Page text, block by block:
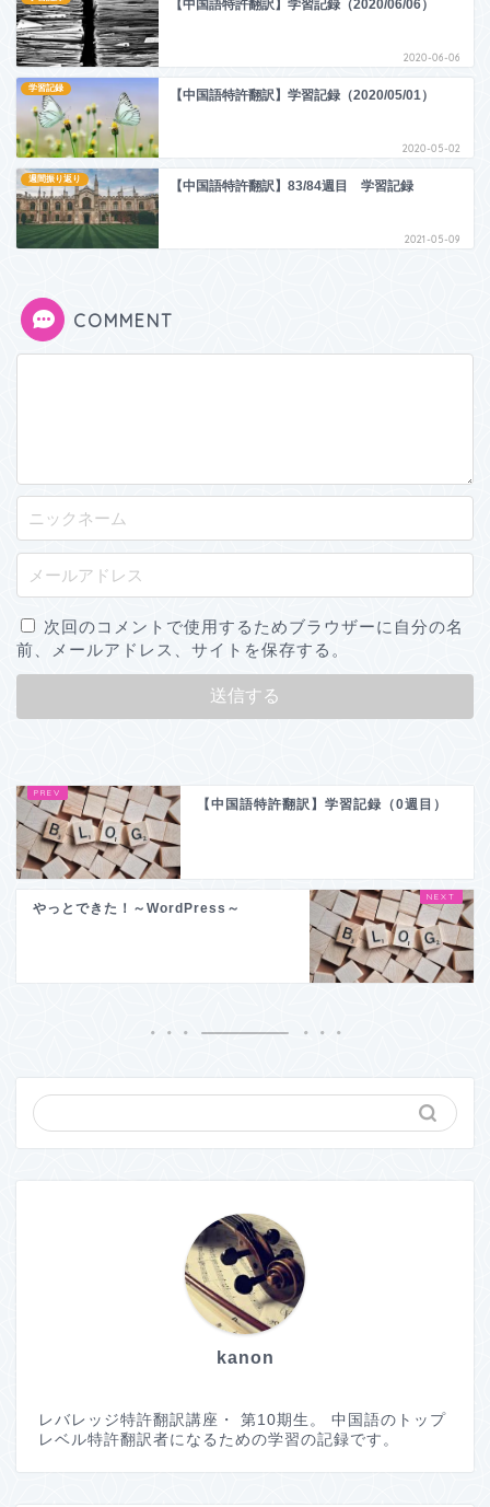
【中国語特許翻訳】学習記録（2020/06/06）
2020-06-06
学習記録 【中国語特許翻訳】学習記録（2020/05/01）
2020-05-02
週間振り返り 【中国語特許翻訳】83/84週目 学習記録
2021-05-09
COMMENT
次回のコメントで使用するためブラウザーに自分の名
前、メールアドレス、サイトを保存する。
【中国語特許翻訳】学習記録（0週目）
やっとできた！～WordPress～
kanon
レバレッジ特許翻訳講座・ 第10期生。 中国語のトップ
レベル特許翻訳者になるための学習の記録です。